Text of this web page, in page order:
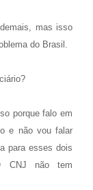
mas isso
do Brasil.
porque falo em
e não vou falar
para esses dois
CNJ não tem